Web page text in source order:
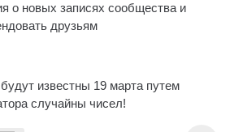
о новых записях сообщества и
друзьям
известны 19 марта путем
случайны чисел!